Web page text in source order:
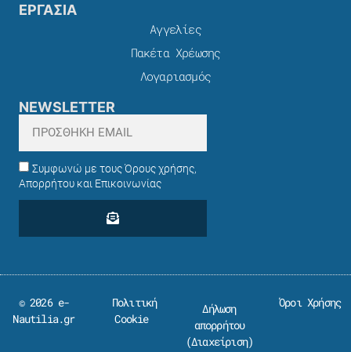
ΕΡΓΑΣΙΑ
Αγγελίες
Πακέτα Χρέωσης​
Λογαριασμός
NEWSLETTER
Συμφωνώ με τους Όρους χρήσης,
Απορρήτου και Επικοινωνίας
© 2026 e-
Nautilia.gr
Πολιτική
Cookie
Δήλωση
απορρήτου
(Διαχείριση)
Όροι Χρήσης